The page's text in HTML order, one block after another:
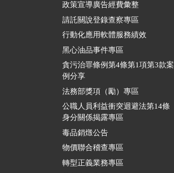
政策宣導廣告經費彙整
請託關說登錄查察專區
行動化應用軟體服務績效
黑心油品事件專區
貪污治罪條例第4條第1項第3款案
例分享
法務部獎項（勵）專區
公職人員利益衝突迴避法第14條
身分關係揭露專區
毒品銷燬公告
物價聯合稽查專區
轉型正義業務專區